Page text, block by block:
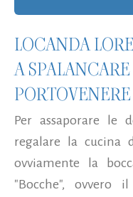
LOCANDA
A
PORTOVENERE
Per assaporare le
regalare la cucina
ovviamente la
"Bocche", ovvero